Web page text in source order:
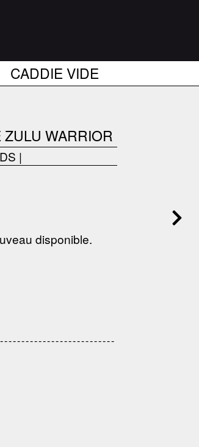
CADDIE VIDE
WARRIOR
|
disponible.